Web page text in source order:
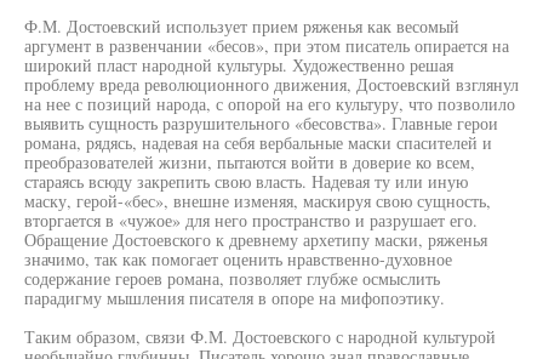
Ф.М. Достоевский использует прием ряженья как весомый
аргумент в развенчании «бесов», при этом писатель опирается на
широкий пласт народной культуры. Художественно решая
проблему вреда революционного движения, Достоевский взглянул
на нее с позиций народа, с опорой на его культуру, что позволило
выявить сущность разрушительного «бесовства». Главные герои
романа, рядясь, надевая на себя вербальные маски спасителей и
преобразователей жизни, пытаются войти в доверие ко всем,
стараясь всюду закрепить свою власть. Надевая ту или иную
маску, герой-«бес», внешне изменяя, маскируя свою сущность,
вторгается в «чужое» для него пространство и разрушает его.
Обращение Достоевского к древнему архетипу маски, ряженья
значимо, так как помогает оценить нравственно-духовное
содержание героев романа, позволяет глубже осмыслить
парадигму мышления писателя в опоре на мифопоэтику.
Таким образом, связи Ф.М. Достоевского с народной культурой